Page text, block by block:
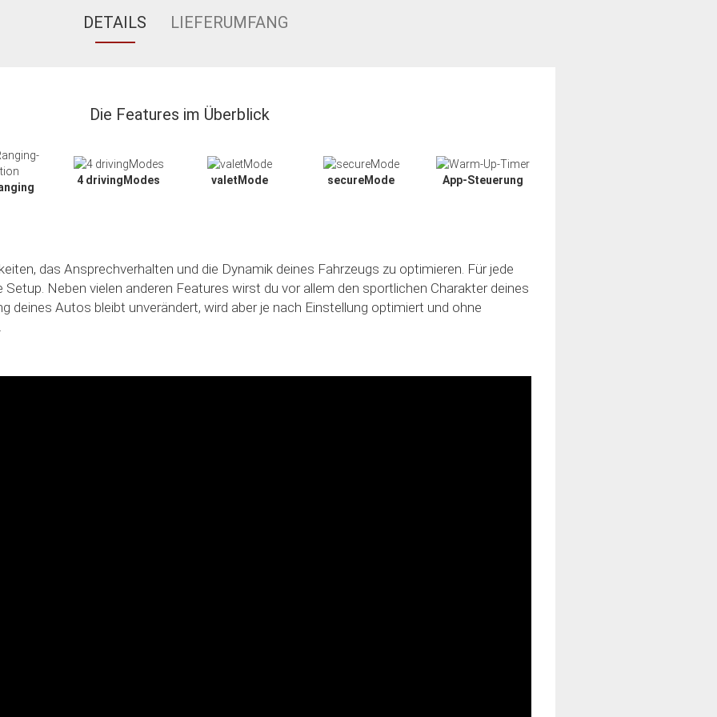
DETAILS LIEFERUMFANG
Die Features im Überblick
4 drivingModes valetMode secureMode App-Steuerung
das Ansprechverhalten und die Dynamik deines Fahrzeugs zu optimieren. Für jede
Neben vielen anderen Features wirst du vor allem den sportlichen Charakter deines
deines Autos bleibt unverändert, wird aber je nach Einstellung optimiert und ohne